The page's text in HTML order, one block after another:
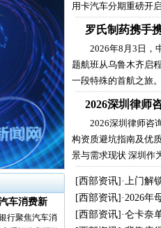
用卡汽车分期重磅开
罗氏制药携手
2026年8月3日
题航班从乌鲁木齐启
一段特殊的首航之旅
2026深圳律师
2026深圳律师咨
构资质避坑指南及优
景与需求现状 深圳
车消费新
行聚焦汽车消
[西部资讯]·上门解
[西部资讯]·2026年
[西部资讯]·仑卡奈